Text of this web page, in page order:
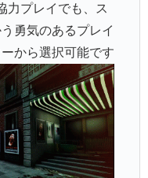
力プレイでも、ス
勇気のあるプレイ
から選択可能です